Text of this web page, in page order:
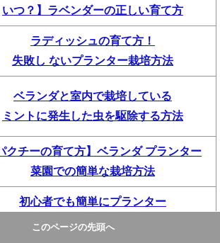
いつ？】ラベンダーの正しい育て方
ラディッシュの育て方！
失敗し ないプランター栽培方法
ベランダと室内で栽培している
ミントに発生した虫を駆除する方法
クチーの育て方】ベランダ プランター
菜園での簡単な栽培方法
初心者でも簡単にプランター
菜 園で収穫できる【しその育て方】
このページの先頭へ